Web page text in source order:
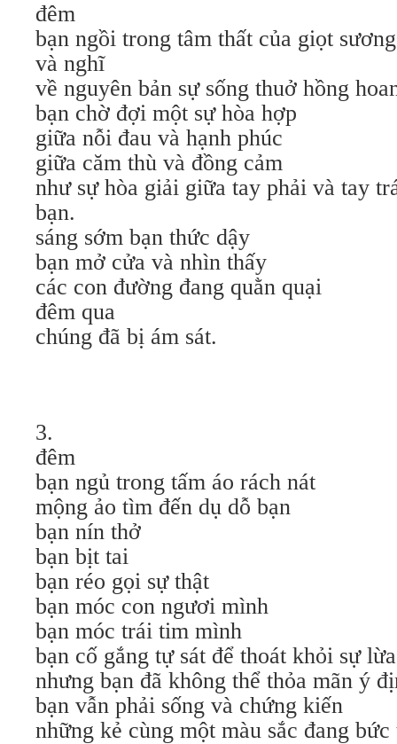
đêm
bạn ngồi trong tâm thất của giọt sương
và nghĩ
về nguyên bản sự sống thuở hồng
bạn chờ đợi một sự hòa hợp
giữa nỗi đau và hạnh phúc
giữa căm thù và đồng cảm
như sự hòa giải giữa tay phải và tay
bạn.
sáng sớm bạn thức dậy
bạn mở cửa và nhìn thấy
các con đường đang quằn quại
đêm qua
chúng đã bị ám sát.
3.
đêm
bạn ngủ trong tấm áo rách nát
mộng ảo tìm đến dụ dỗ bạn
bạn nín thở
bạn bịt tai
bạn réo gọi sự thật
bạn móc con ngươi mình
bạn móc trái tim mình
bạn cố gắng tự sát để thoát khỏi sự
nhưng bạn đã không thể thỏa mãn ý
bạn vẫn phải sống và chứng kiến
những kẻ cùng một màu sắc đang